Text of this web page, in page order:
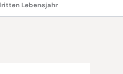
Lebensjahr